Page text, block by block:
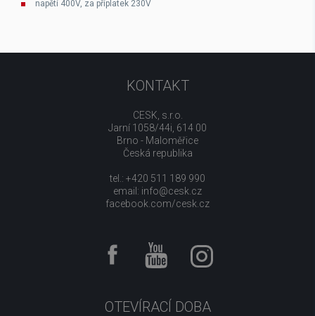
napětí 400V, za příplatek 230V
KONTAKT
CESK, s.r.o.
Jarní 1058/44i, 614 00
Brno - Maloměřice
Česká republika
tel.: +420 511 189 990
email: info@cesk.cz
facebook.com/cesk.cz
OTEVÍRACÍ DOBA